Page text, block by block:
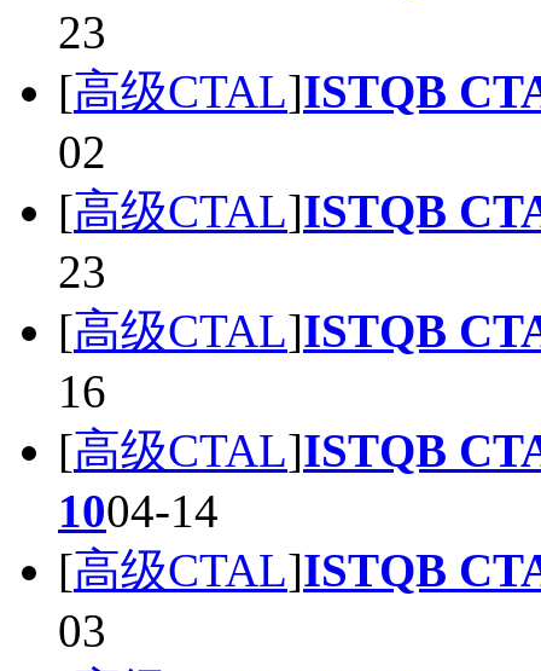
23
[高级CTAL]ISTQB
02
[高级CTAL]ISTQB
23
[高级CTAL]ISTQB
16
[高级CTAL]ISTQB
1004-14
[高级CTAL]ISTQB
03